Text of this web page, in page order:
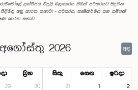
ලක්විජය විදුලි බලාගාරය මගින් පරිසරයට සිදුවන
අනු කාරක සභාව) - පරිසරය, කෘෂිකර්මය සහ සම්පත්
කාරක සභාව
අගෝස්තු 2026 අද
බ්‍රහ සිකු සෙන ඉරිදා
29 30 31 1 2